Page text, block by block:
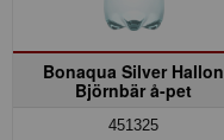
Bonaqua Silver Hallon
Björnbär å-pet
451325